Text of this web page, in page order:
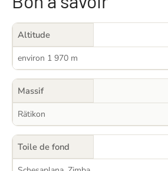
Altitude
environ 1 970 m
Massif
Rätikon
Toile de fond